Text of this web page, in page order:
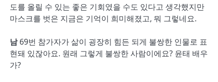
도를 올릴 수 있는 좋은 기회였을 수도 있다고 생각했지만
마스크를 벗은 지금은 기억이 희미해졌고, 뭐 그렇네요.
남69번 참가자가 삶이 굉장히 힘든 되게 불쌍한 인물로 표
현돼 있잖아요. 원래 그렇게 불쌍한 사람이에요? 윤태 배우
가?